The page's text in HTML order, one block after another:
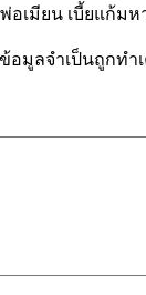
เมียน เบี้ยแก้มห
อมูลจำเป็นถูกทำ